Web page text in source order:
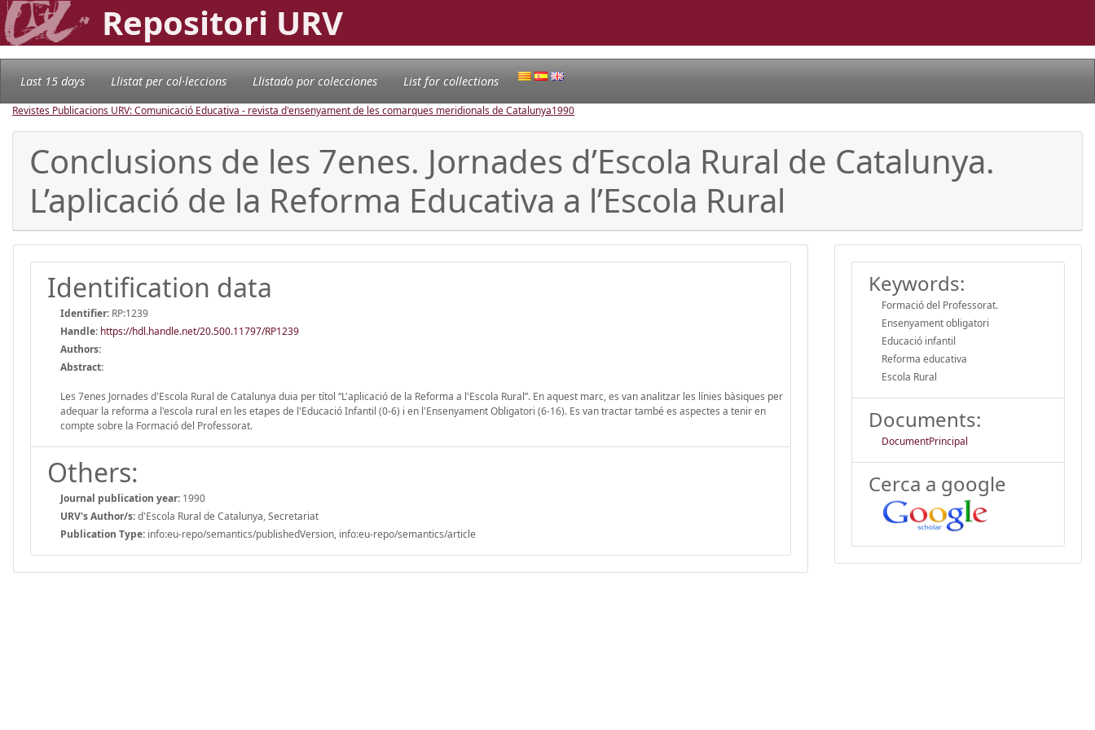
Repositori URV
Last 15 days Llistat per col·leccions Llistado por colecciones List for collections
Revistes Publicacions URV: Comunicació Educativa - revista d'ensenyament de les comarques meridionals de Catalunya1990
Conclusions de les 7enes. Jornades d’Escola Rural de Catalunya.
L’aplicació de la Reforma Educativa a l’Escola Rural
Identification data
Identifier: RP:1239
Handle: https://hdl.handle.net/20.500.11797/RP1239
Authors:
Abstract:
Les 7enes Jornades d'Escola Rural de Catalunya duia per títol “L'aplicació de la Reforma a l'Escola Rural”. En aquest marc, es van analitzar les línies bàsiques per
adequar la reforma a l'escola rural en les etapes de l'Educació Infantil (0-6) i en l'Ensenyament Obligatori (6-16). Es van tractar també es aspectes a tenir en
compte sobre la Formació del Professorat.
Others:
Journal publication year: 1990
URV's Author/s:d'Escola Rural de Catalunya, Secretariat
Publication Type: info:eu-repo/semantics/publishedVersion, info:eu-repo/semantics/article
Keywords:
Formació del Professorat.
Ensenyament obligatori
Educació infantil
Reforma educativa
Escola Rural
Documents:
DocumentPrincipal
Cerca a google